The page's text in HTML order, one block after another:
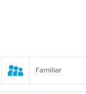
Familiar